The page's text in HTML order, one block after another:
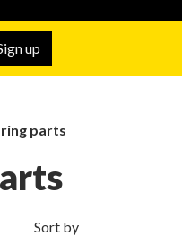
up
parts
Sort by